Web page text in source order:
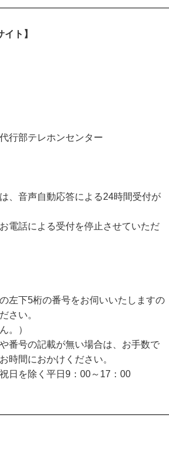
ト】
行部テレホンセンター
、音声自動応答による24時間受付が
電話による受付を停止させていただ
左下5桁の番号をお伺いいたしますの
さい。
。）
番号の記載が無い場合は、お手数で
時間におかけください。
日を除く平日9：00～17：00